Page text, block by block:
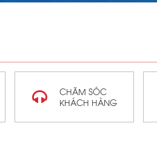
CHĂM SÓC
KHÁCH HÀNG